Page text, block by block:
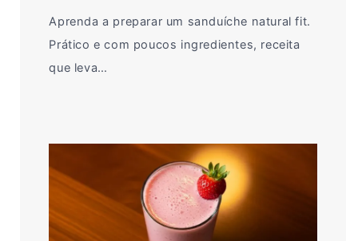
Aprenda a preparar um sanduíche natural fit.
Prático e com poucos ingredientes, receita
que leva…